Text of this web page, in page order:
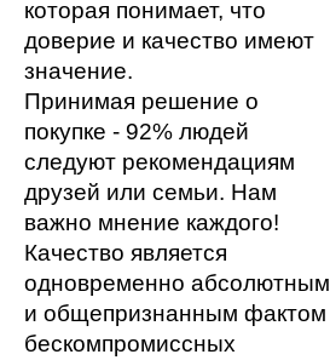
которая понимает, что
доверие и качество имеют
значение.
Принимая решение о
покупке - 92% людей
следуют рекомендациям
друзей или семьи. Нам
важно мнение каждого!
Качество является
одновременно абсолютным
и общепризнанным фактом
бескомпромиссных